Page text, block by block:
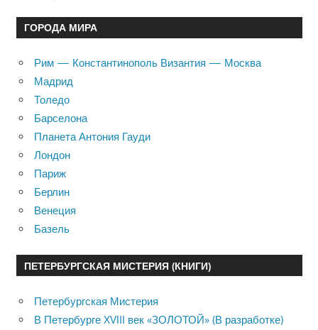
ГОРОДА МИРА
Рим — Константинополь Византия — Москва
Мадрид
Толедо
Барселона
Планета Антония Гауди
Лондон
Париж
Берлин
Венеция
Базель
ПЕТЕРБУРГСКАЯ МИСТЕРИЯ (КНИГИ)
Петербургская Мистерия
В Петербурге XVIII век «ЗОЛОТОЙ» (В разработке)